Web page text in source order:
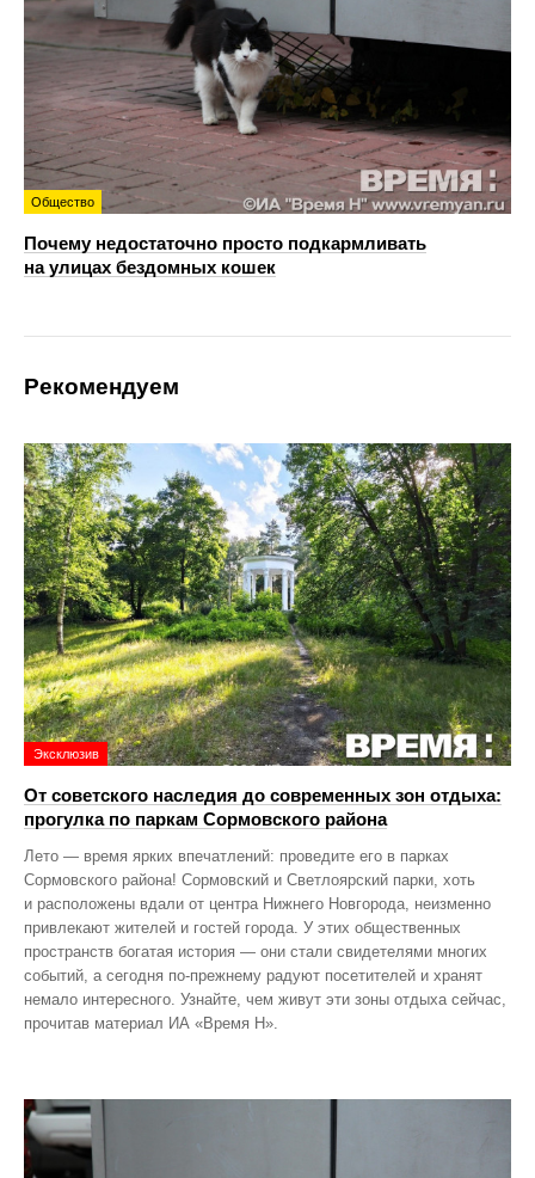
Общество
Почему недостаточно просто подкармливать
на улицах бездомных кошек
Рекомендуем
Эксклюзив
От советского наследия до современных зон отдыха:
прогулка по паркам Сормовского района
Лето — время ярких впечатлений: проведите его в парках
Сормовского района! Сормовский и Светлоярский парки, хоть
и расположены вдали от центра Нижнего Новгорода, неизменно
привлекают жителей и гостей города. У этих общественных
пространств богатая история — они стали свидетелями многих
событий, а сегодня по‑прежнему радуют посетителей и хранят
немало интересного. Узнайте, чем живут эти зоны отдыха сейчас,
прочитав материал ИА «Время Н».